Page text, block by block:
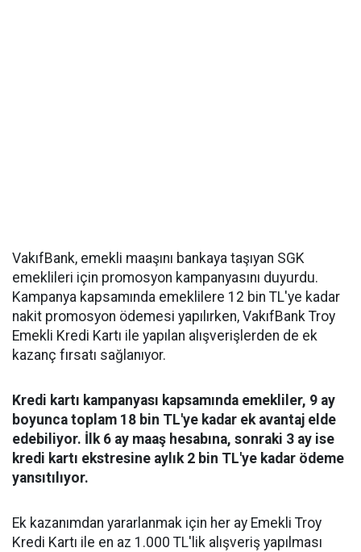
VakıfBank, emekli maaşını bankaya taşıyan SGK
emeklileri için promosyon kampanyasını duyurdu.
Kampanya kapsamında emeklilere 12 bin TL'ye kadar
nakit promosyon ödemesi yapılırken, VakıfBank Troy
Emekli Kredi Kartı ile yapılan alışverişlerden de ek
kazanç fırsatı sağlanıyor.
Kredi kartı kampanyası kapsamında emekliler, 9 ay
boyunca toplam 18 bin TL'ye kadar ek avantaj elde
edebiliyor. İlk 6 ay maaş hesabına, sonraki 3 ay ise
kredi kartı ekstresine aylık 2 bin TL'ye kadar ödeme
yansıtılıyor.
Ek kazanımdan yararlanmak için her ay Emekli Troy
Kredi Kartı ile en az 1.000 TL'lik alışveriş yapılması